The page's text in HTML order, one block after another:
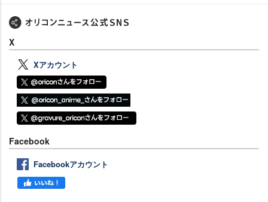
X
Xアカウント
Facebook
Facebookアカウント